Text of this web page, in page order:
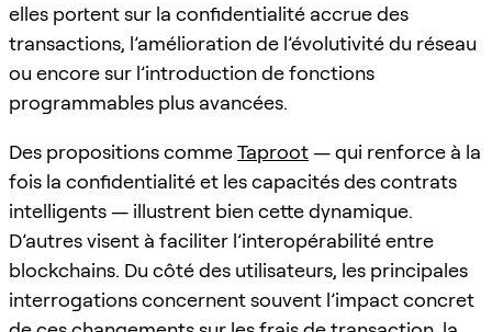
elles portent sur la confidentialité accrue des
transactions, l’amélioration de l’évolutivité du réseau
ou encore sur l’introduction de fonctions
programmables plus avancées.
Des propositions commeTaproot— qui renforce à la
fois la confidentialité et les capacités des contrats
intelligents — illustrent bien cette dynamique.
D’autres visent à faciliter l’interopérabilité entre
blockchains. Du côté des utilisateurs, les principales
interrogations concernent souvent l’impact concret